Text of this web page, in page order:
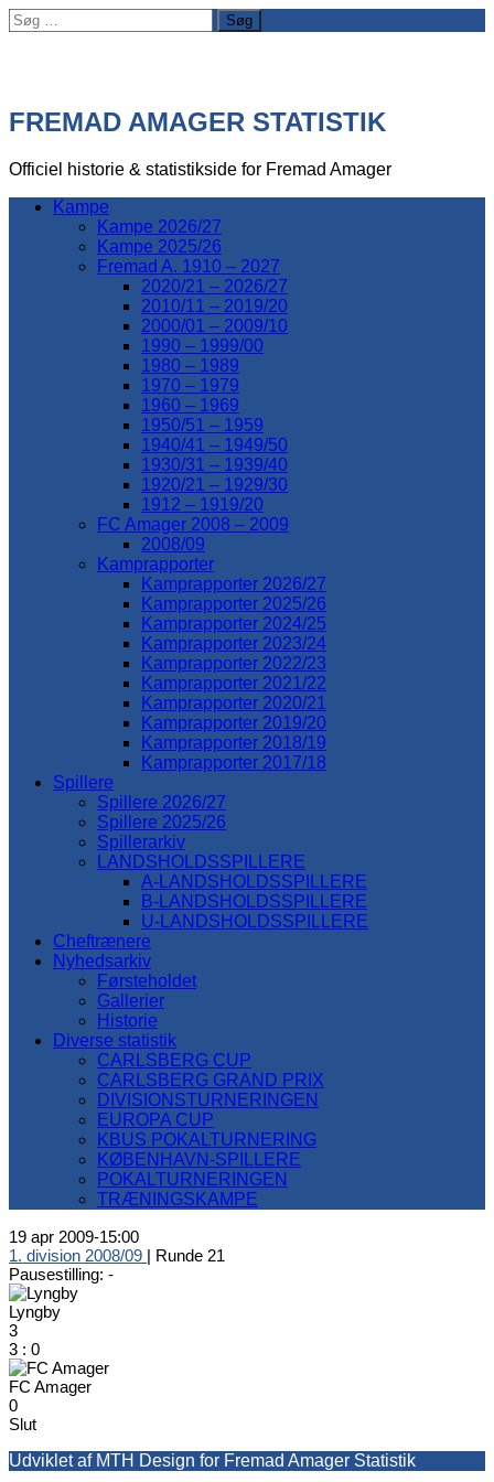
Søg
efter:
FREMAD AMAGER STATISTIK
Officiel historie & statistikside for Fremad Amager
Kampe
Kampe 2026/27
Kampe 2025/26
Fremad A. 1910 – 2027
2020/21 – 2026/27
2010/11 – 2019/20
2000/01 – 2009/10
1990 – 1999/00
1980 – 1989
1970 – 1979
1960 – 1969
1950/51 – 1959
1940/41 – 1949/50
1930/31 – 1939/40
1920/21 – 1929/30
1912 – 1919/20
FC Amager 2008 – 2009
2008/09
Kamprapporter
Kamprapporter 2026/27
Kamprapporter 2025/26
Kamprapporter 2024/25
Kamprapporter 2023/24
Kamprapporter 2022/23
Kamprapporter 2021/22
Kamprapporter 2020/21
Kamprapporter 2019/20
Kamprapporter 2018/19
Kamprapporter 2017/18
Spillere
Spillere 2026/27
Spillere 2025/26
Spillerarkiv
LANDSHOLDSSPILLERE
A-LANDSHOLDSSPILLERE
B-LANDSHOLDSSPILLERE
U-LANDSHOLDSSPILLERE
Cheftrænere
Nyhedsarkiv
Førsteholdet
Gallerier
Historie
Diverse statistik
CARLSBERG CUP
CARLSBERG GRAND PRIX
DIVISIONSTURNERINGEN
EUROPA CUP
KBUS POKALTURNERING
KØBENHAVN-SPILLERE
POKALTURNERINGEN
TRÆNINGSKAMPE
19 apr 2009-15:00
1. division 2008/09 | Runde 21
Pausestilling: -
Lyngby
3
3 : 0
FC Amager
0
Slut
Udviklet af MTH Design for Fremad Amager Statistik